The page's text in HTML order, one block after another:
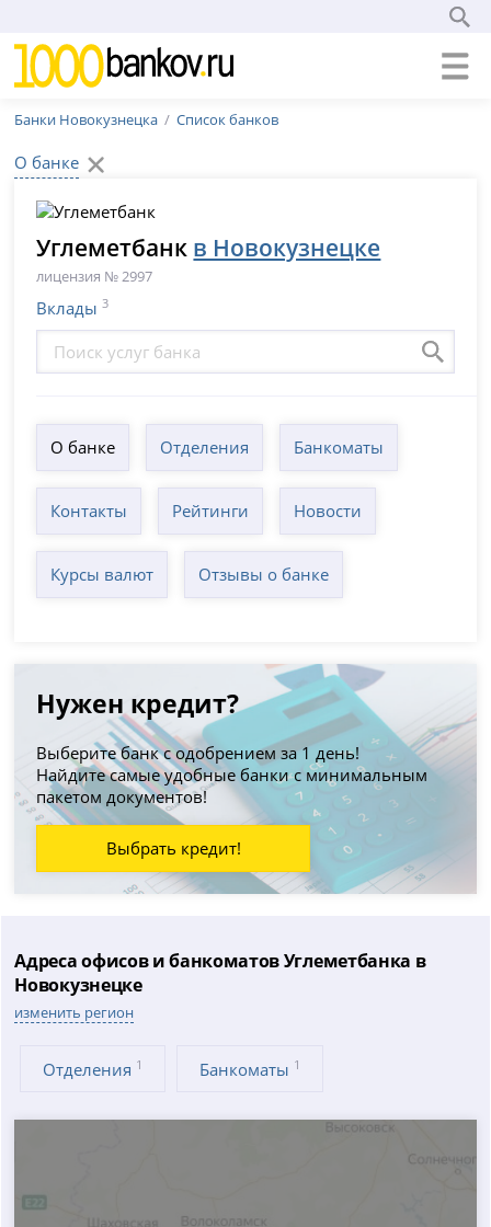
Банки Новокузнецка Список банков
О банке
Углеметбанк в Новокузнецке
лицензия № 2997
Вклады 3
О банке Отделения Банкоматы
Контакты Рейтинги Новости
Курсы валют Отзывы о банке
Нужен кредит?
Выберите банк с одобрением за 1 день!
Найдите самые удобные банки с минимальным
пакетом документов!
Выбрать кредит!
Адреса офисов и банкоматов Углеметбанка в
Новокузнецке
изменить регион
Отделения 1 Банкоматы 1